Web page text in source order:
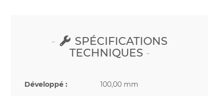
SPÉCIFICATIONS
TECHNIQUES
Développé : 100,00 mm